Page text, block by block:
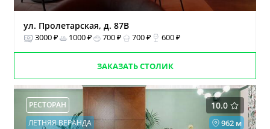
ул. Пролетарская, д. 87В
3000 ₽ 1000 ₽ 700 ₽ 700 ₽ 600 ₽
ЗАКАЗАТЬ СТОЛИК
10.0
РЕСТОРАН
962 м
ЛЕТНЯЯ ВЕРАНДА